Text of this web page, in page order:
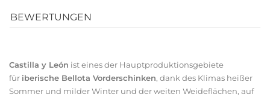
BEWERTUNGEN
Castilla y León ist eines der Hauptproduktionsgebiete
für iberische Bellota Vorderschinken, dank des Klimas heißer
Sommer und milder Winter und der weiten Weideflächen, auf